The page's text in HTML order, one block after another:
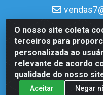
O nosso site coleta
terceiros para
personalizada ao
relevante de acordo
qualidade do nosso
Aceitar Negar
Casa Norte LTDA - Av.
Dix-Sept Rosado,